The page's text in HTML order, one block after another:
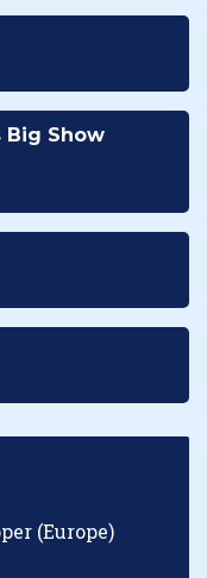
Big Show
(Europe)